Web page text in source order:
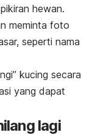
hewan.
meminta foto
seperti nama
kucing secara
yang dapat
lagi